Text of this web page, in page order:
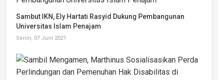
Sambut IKN, Ely Hartati Rasyid Dukung Pembangunan
Universitas Islam Penajam
Senin, 07 Juni 2021